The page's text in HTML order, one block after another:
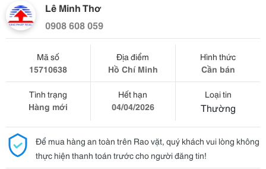
Lê Minh Thơ
0908 608 059
Mã số
15710638
Địa điểm
Hồ Chí Minh
Hình thức
Cần bán
Tình trạng
Hàng mới
Hết hạn
04/04/2026
Loại tin
Thường
Để mua hàng an toàn trên Rao vặt, quý khách vui lòng không
thực hiện thanh toán trước cho người đăng tin!